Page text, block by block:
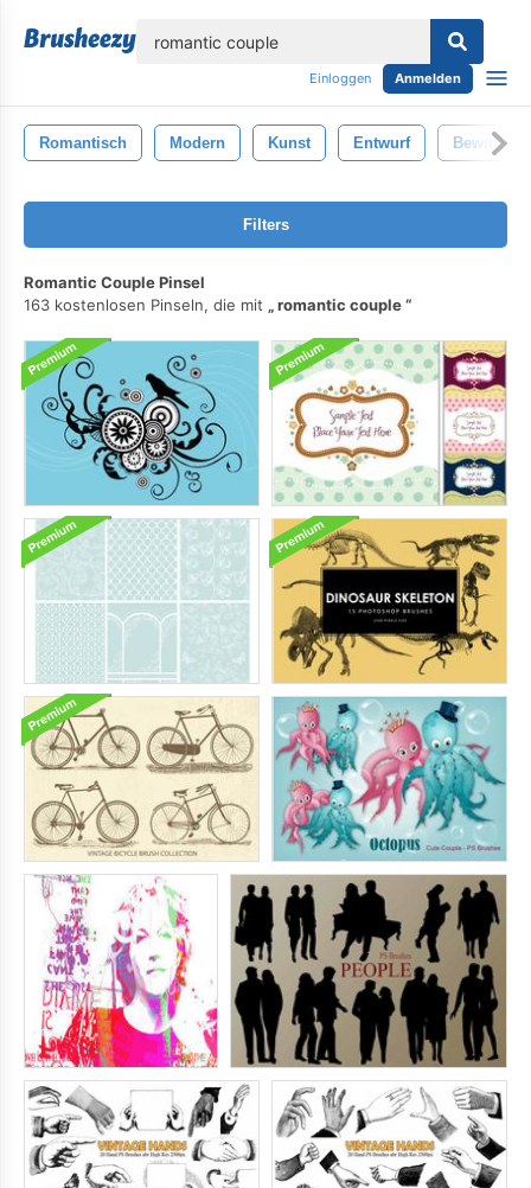
Einloggen Anmelden
Romantisch Modern Kunst Entwurf Bewirken
Filters
Romantic Couple Pinsel
163 kostenlosen Pinseln, die mit
romantic couple